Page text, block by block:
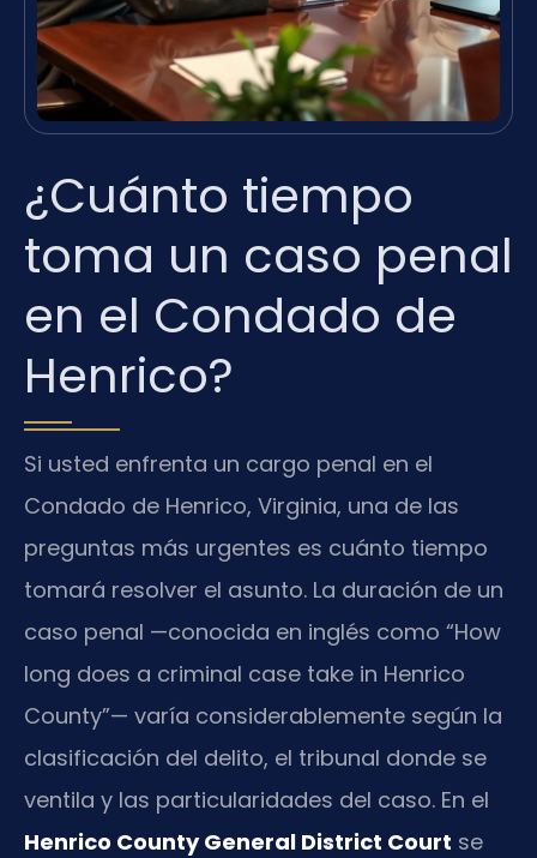
¿Cuánto tiempo
toma un caso penal
en el Condado de
Henrico?
Si usted enfrenta un cargo penal en el
Condado de Henrico, Virginia, una de las
preguntas más urgentes es cuánto tiempo
tomará resolver el asunto. La duración de un
caso penal —conocida en inglés como “How
long does a criminal case take in Henrico
County”— varía considerablemente según la
clasificación del delito, el tribunal donde se
ventila y las particularidades del caso. En el
Henrico County General District Court se